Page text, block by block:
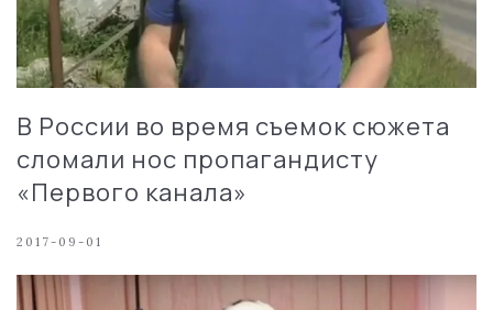
В России во время съемок сюжета
сломали нос пропагандисту
«Первого канала»
2017-09-01